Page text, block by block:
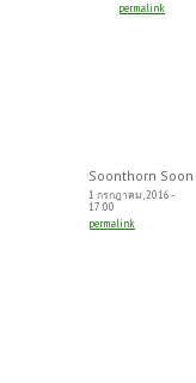
permalink
Soonthorn Soon
1 กรกฎาคม, 2016 -
17:00
permalink